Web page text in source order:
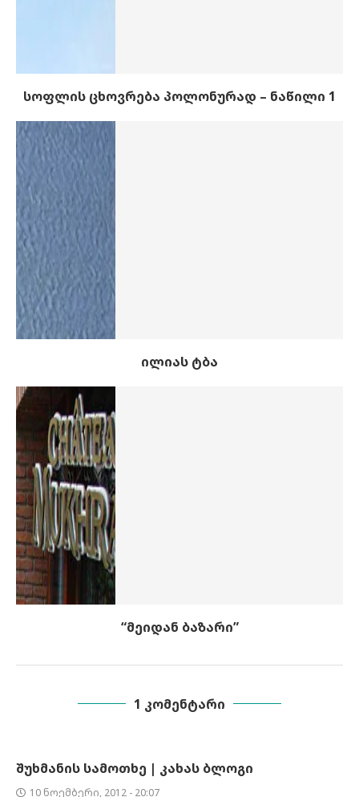
სოფლის ცხოვრება პოლონურად – ნაწილი 1
ილიას ტბა
“მეიდან ბაზარი”
1 ᲙᲝᲛᲔᲜᲢᲐᲠᲘ
ᲨᲣᲮᲛᲐᲜᲘᲡ ᲡᲐᲛᲝᲗᲮᲔ | ᲙᲐᲮᲐᲡ ᲑᲚᲝᲒᲘ
10 ნოემბერი, 2012 - 20:07